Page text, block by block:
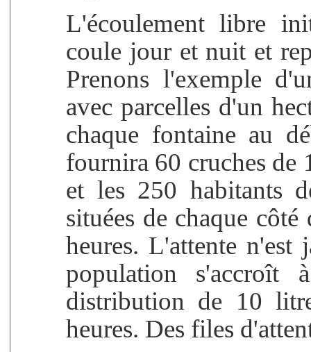
L'écoulement libre
coule jour et nuit et
Prenons l'exemple
avec parcelles d'un
chaque fontaine au
fournira 60 cruches de
et les 250 habitants
situées de chaque
heures. L'attente
population s'accroît
distribution de 10
heures. Des files